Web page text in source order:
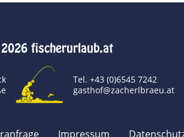
fischerurlaub.at
Tel. +43 (0)6545 7242
gasthof@zacherlbraeu.at
Impressum